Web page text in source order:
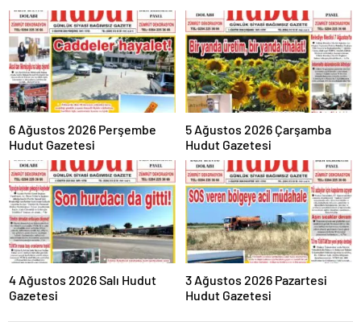
6 Ağustos 2026 Perşembe
Hudut Gazetesi
5 Ağustos 2026 Çarşamba
Hudut Gazetesi
4 Ağustos 2026 Salı Hudut
Gazetesi
3 Ağustos 2026 Pazartesi
Hudut Gazetesi